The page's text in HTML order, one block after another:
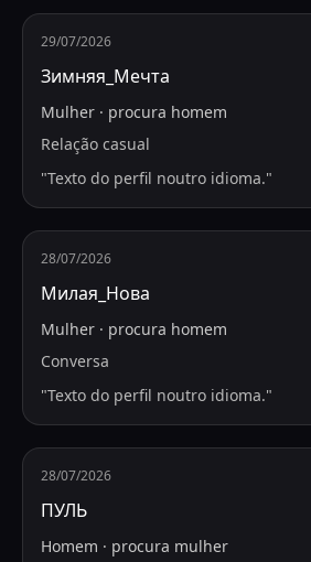
29/07/2026
Зимняя_Мечта
Mulher · procura homem
Relação casual
"Texto do perfil noutro idioma."
28/07/2026
Милая_Нова
Mulher · procura homem
Conversa
"Texto do perfil noutro idioma."
28/07/2026
ПУЛЬ
Homem · procura mulher